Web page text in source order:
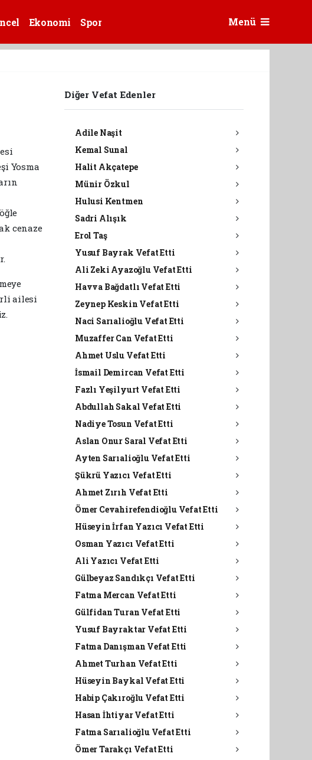
Ekonomi Spor Menü
Yosma
cenaze
ailesi
Diğer Vefat Edenler
Adile Naşit
Kemal Sunal
Halit Akçatepe
Münir Özkul
Hulusi Kentmen
Sadri Alışık
Erol Taş
Yusuf Bayrak Vefat Etti
Ali Zeki Ayazoğlu Vefat Etti
Havva Bağdatlı Vefat Etti
Zeynep Keskin Vefat Etti
Naci Sarıalioğlu Vefat Etti
Muzaffer Can Vefat Etti
Ahmet Uslu Vefat Etti
İsmail Demircan Vefat Etti
Fazlı Yeşilyurt Vefat Etti
Abdullah Sakal Vefat Etti
Nadiye Tosun Vefat Etti
Aslan Onur Saral Vefat Etti
Ayten Sarıalioğlu Vefat Etti
Şükrü Yazıcı Vefat Etti
Ahmet Zırıh Vefat Etti
Ömer Cevahirefendioğlu Vefat Etti
Hüseyin İrfan Yazıcı Vefat Etti
Osman Yazıcı Vefat Etti
Ali Yazıcı Vefat Etti
Gülbeyaz Sandıkçı Vefat Etti
Fatma Mercan Vefat Etti
Gülfidan Turan Vefat Etti
Yusuf Bayraktar Vefat Etti
Fatma Danışman Vefat Etti
Ahmet Turhan Vefat Etti
Hüseyin Baykal Vefat Etti
Habip Çakıroğlu Vefat Etti
Hasan İhtiyar Vefat Etti
Fatma Sarıalioğlu Vefat Etti
Ömer Tarakçı Vefat Etti